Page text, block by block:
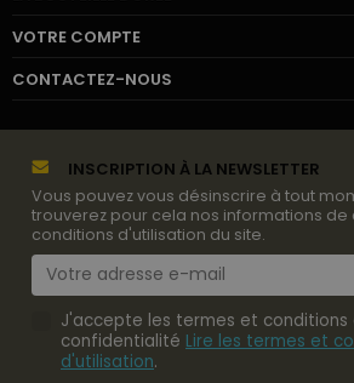
VOTRE COMPTE
CONTACTEZ-NOUS
INSCRIPTION À LA NEWSLETTER
Vous pouvez vous désinscrire à tout
trouverez pour cela nos informations de
conditions d'utilisation du site.
J'accepte les termes et conditions
confidentialité Lire les termes et
d'utilisation.